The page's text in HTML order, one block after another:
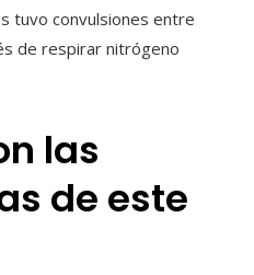
tuvo convulsiones entre
de respirar nitrógeno
las
de este